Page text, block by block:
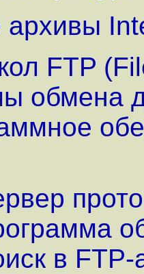
FTP
обмена
в